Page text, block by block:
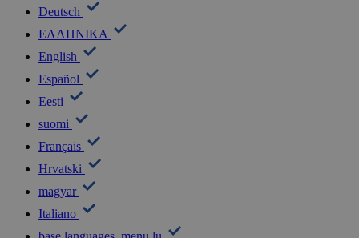
Deutsch
ΕΛΛΗΝΙΚΑ
English
Español
Eesti
suomi
Français
Hrvatski
magyar
Italiano